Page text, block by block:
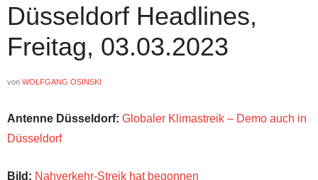
Düsseldorf Headlines,
Freitag, 03.03.2023
von WOLFGANG OSINSKI
Antenne Düsseldorf: Globaler Klimastreik – Demo auch in
Düsseldorf
Bild: Nahverkehr-Streik hat begonnen